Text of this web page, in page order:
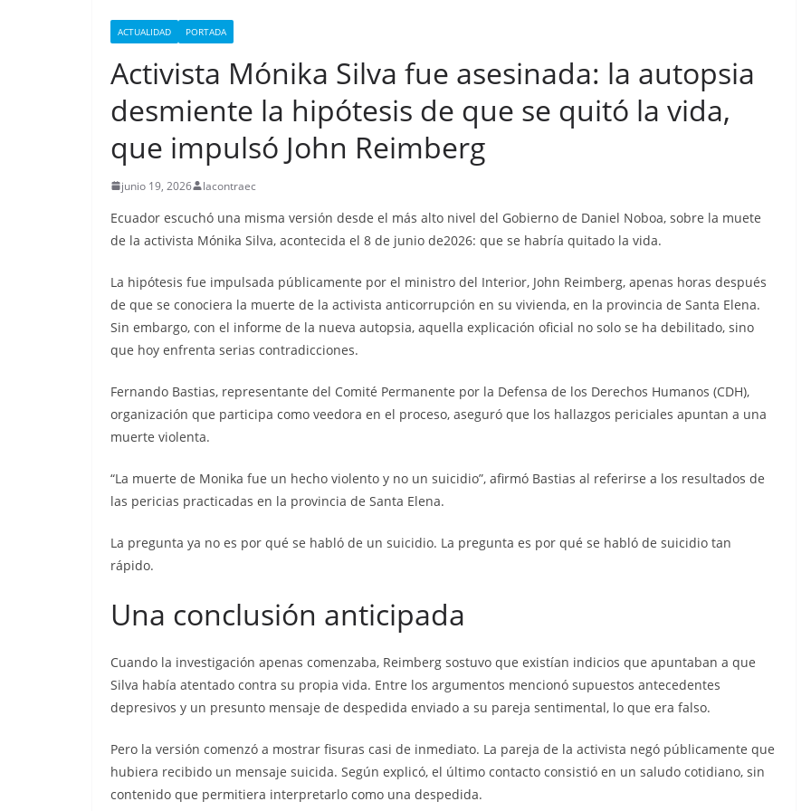
ACTUALIDAD PORTADA
Activista Mónika Silva fue asesinada: la autopsia
desmiente la hipótesis de que se quitó la vida,
que impulsó John Reimberg
junio 19, 2026 lacontraec
Ecuador escuchó una misma versión desde el más alto nivel del Gobierno de Daniel Noboa, sobre la muete
de la activista Mónika Silva, acontecida el 8 de junio de2026: que se habría quitado la vida.
La hipótesis fue impulsada públicamente por el ministro del Interior, John Reimberg, apenas horas después
de que se conociera la muerte de la activista anticorrupción en su vivienda, en la provincia de Santa Elena.
Sin embargo, con el informe de la nueva autopsia, aquella explicación oficial no solo se ha debilitado, sino
que hoy enfrenta serias contradicciones.
Fernando Bastias, representante del Comité Permanente por la Defensa de los Derechos Humanos (CDH),
organización que participa como veedora en el proceso, aseguró que los hallazgos periciales apuntan a una
muerte violenta.
“La muerte de Monika fue un hecho violento y no un suicidio”, afirmó Bastias al referirse a los resultados de
las pericias practicadas en la provincia de Santa Elena.
La pregunta ya no es por qué se habló de un suicidio. La pregunta es por qué se habló de suicidio tan
rápido.
Una conclusión anticipada
Cuando la investigación apenas comenzaba, Reimberg sostuvo que existían indicios que apuntaban a que
Silva había atentado contra su propia vida. Entre los argumentos mencionó supuestos antecedentes
depresivos y un presunto mensaje de despedida enviado a su pareja sentimental, lo que era falso.
Pero la versión comenzó a mostrar fisuras casi de inmediato. La pareja de la activista negó públicamente que
hubiera recibido un mensaje suicida. Según explicó, el último contacto consistió en un saludo cotidiano, sin
contenido que permitiera interpretarlo como una despedida.
Nueva matanza en cárcel
militarizada, deja al
menos 13 privados de
Sicarios acribillan a
frente al Municipio de
julio 2, 2026 lacontraec